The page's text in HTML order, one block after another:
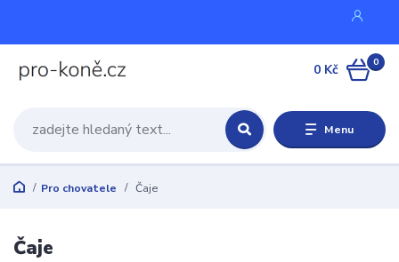
Menu
0
0 Kč
Pro chovatele Čaje
Čaje